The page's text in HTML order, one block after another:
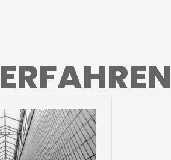
ERFAHREN